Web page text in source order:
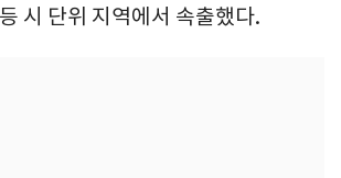
시 단위 지역에서 속출했다.